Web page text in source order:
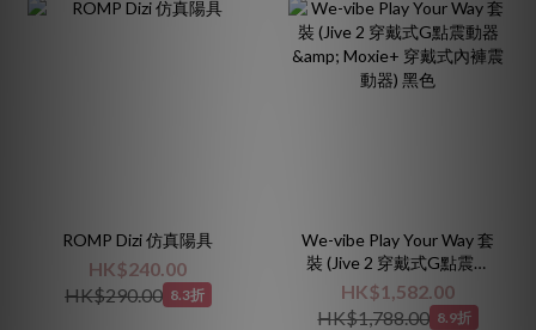
ROMP Dizi 仿真陽具
HK$240.00
HK$290.00 8.3折
We-vibe Play Your Way 套
裝 (Jive 2 穿戴式G點震動
器 & Moxie+ 穿戴式內褲震
動器) 黑色
HK$1,582.00
HK$1,788.00 8.9折